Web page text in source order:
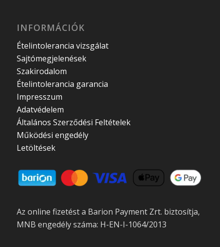
INFORMÁCIÓK
Ételintolerancia vizsgálat
Sajtómegjelenések
Szakirodalom
Ételintolerancia garancia
Impresszum
Adatvédelem
Általános Szerződési Feltételek
Működési engedély
Letöltések
Az online fizetést a Barion Payment Zrt. biztosítja,
MNB engedély száma: H-EN-I-1064/2013